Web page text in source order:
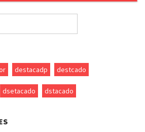
destacadp destcado
dsetacado dstacado